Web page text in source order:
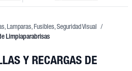
Lamparas, Fusibles, Seguridad Visual
/
Limpiaparabrisas
Y RECARGAS DE